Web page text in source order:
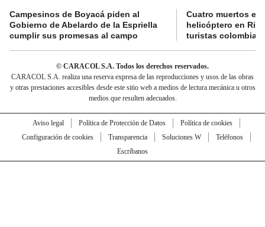
Campesinos de Boyacá piden al
Gobierno de Abelardo de la Espriella
cumplir sus promesas al campo
Cuatro muertos en
helicóptero en
turistas
© CARACOL S.A. Todos los derechos reservados.
CARACOL S.A. realiza una reserva expresa de las reproducciones y usos de las obras
y otras prestaciones accesibles desde este sitio web a medios de lectura mecánica u otros
medios que resulten adecuados.
Aviso legal Política de Protección de Datos
Política de cookies
Configuración de cookies
Transparencia Soluciones W
Teléfonos
Escríbanos